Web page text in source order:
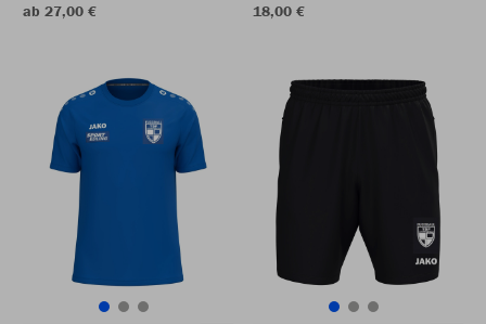
ab 27,00 €
18,00 €